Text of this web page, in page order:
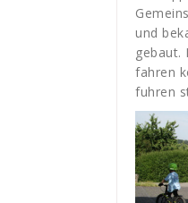
und
gebaut.
fahren
fuhren